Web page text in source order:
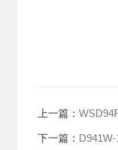
上一篇：
下一篇：